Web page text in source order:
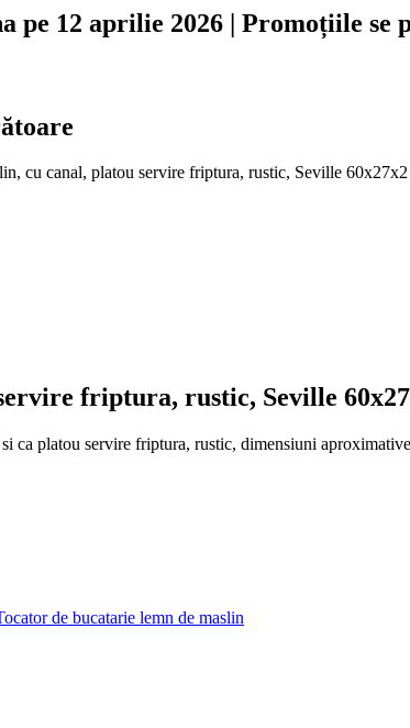
12 aprilie 2026 | Promoțiile se
cu canal, platou servire friptura, rustic, Seville
friptura, rustic, Seville
ca platou servire friptura, rustic, dimensiuni
de bucatarie lemn de maslin